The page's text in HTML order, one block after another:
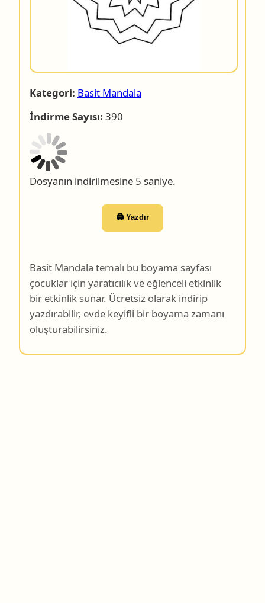
Kategori: Basit Mandala
İndirme Sayısı: 390
Dosyanın indirilmesine 4 saniye.
bir etkinlik sunar. Ücretsiz olarak indirip
yazdırabilir, evde keyifli bir boyama zamanı
oluşturabilirsiniz.